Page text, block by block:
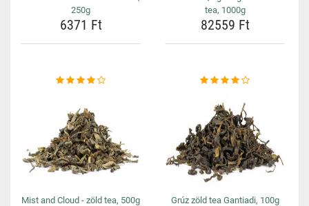
250g
6371 Ft
tea, 1000g
82559 Ft
Mist and Cloud - zöld tea, 500g Grúz zöld tea Gantiadi, 100g